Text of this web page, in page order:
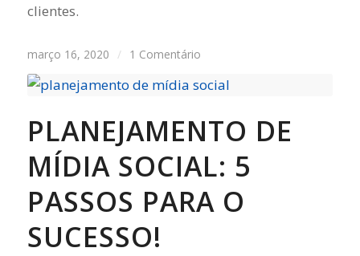
clientes.
março 16, 2020 / 1 Comentário
PLANEJAMENTO DE
MÍDIA SOCIAL: 5
PASSOS PARA O
SUCESSO!